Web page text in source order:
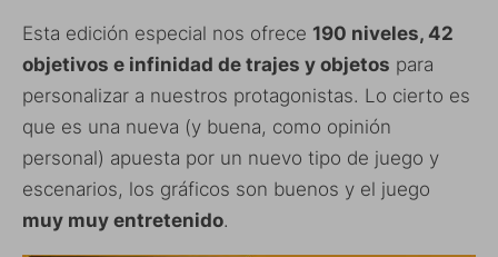
Esta edición especial nos ofrece 190 niveles, 42
objetivos e infinidad de trajes y objetos para
personalizar a nuestros protagonistas. Lo cierto es
que es una nueva (y buena, como opinión
personal) apuesta por un nuevo tipo de juego y
escenarios, los gráficos son buenos y el juego
muy muy entretenido.